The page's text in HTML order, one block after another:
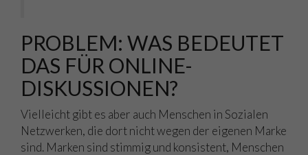
PROBLEM: WAS BEDEUTET
DAS FÜR ONLINE-
DISKUSSIONEN?
Vielleicht gibt es aber auch Menschen in Sozialen
Netzwerken, die dort nicht wegen der eigenen Marke
sind. Marken sind stimmig und konsistent, Menschen